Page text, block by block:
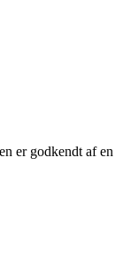
er godkendt af en